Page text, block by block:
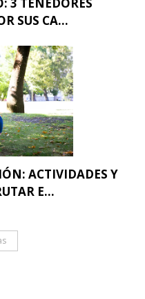
SUS CA...
ACTIVIDADES Y
E...